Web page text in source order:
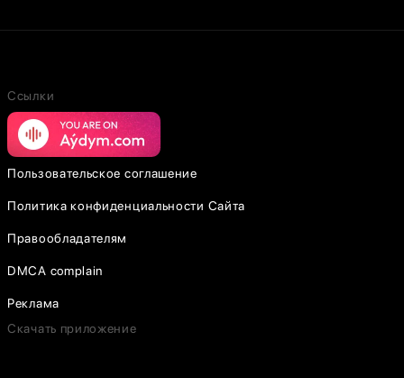
Ссылки
Пользовательское соглашение
Политика конфиденциальности Сайта
Правообладателям
DMCA complain
Реклама
Скачать приложение